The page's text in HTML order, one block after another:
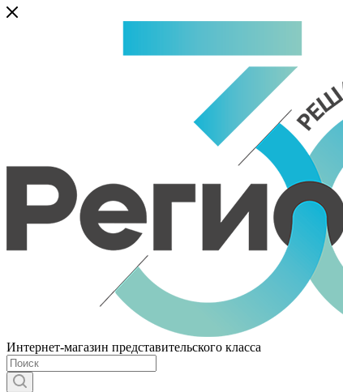
Интернет-магазин представительского класса